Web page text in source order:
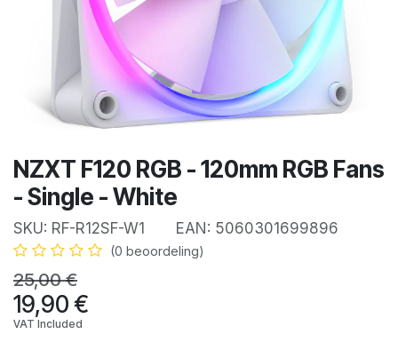
NZXT F120 RGB - 120mm RGB Fans
- Single - White
SKU: RF-R12SF-W1 EAN: 5060301699896
(0 beoordeling)
25,00€
19,90€
VAT Included